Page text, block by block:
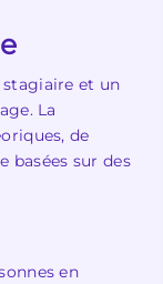
et un
La
de
basées sur des
en